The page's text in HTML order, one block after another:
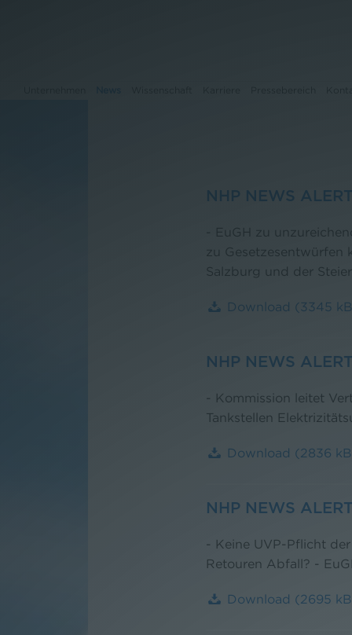
NHP NEWS
- EuGH zu
zu
Salzburg und der
Download (3345
NHP NEWS
- Kommission leitet
Tankstellen
Download (2836
NHP NEWS
- Keine UVP-Pflicht
Retouren Abfall? -
Download (2695